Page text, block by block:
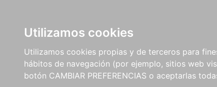
Utilizamos cookies
Utilizamos cookies propias y de terceros para
hábitos de navegación (por ejemplo, sitios web
botón CAMBIAR PREFERENCIAS o aceptarlas
LIBROS
MÉTODOS Y
EJERCICIOS
PARTITURAS Y
CRÍTICAS